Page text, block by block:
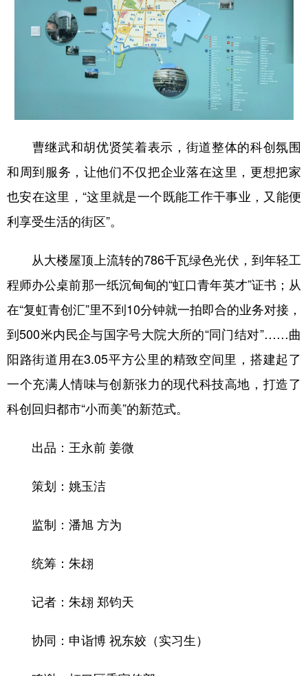
曹继武和胡优贤笑着表示，街道整体的科创氛围
和周到服务，让他们不仅把企业落在这里，更想把家
也安在这里，“这里就是一个既能工作干事业，又能便
利享受生活的街区”。
从大楼屋顶上流转的786千瓦绿色光伏，到年轻工
程师办公桌前那一纸沉甸甸的“虹口青年英才”证书；从
在“复虹青创汇”里不到10分钟就一拍即合的业务对接，
到500米内民企与国字号大院大所的“同门结对”……曲
阳路街道用在3.05平方公里的精致空间里，搭建起了
一个充满人情味与创新张力的现代科技高地，打造了
科创回归都市“小而美”的新范式。
出品：王永前 姜微
策划：姚玉洁
监制：潘旭 方为
统筹：朱翃
记者：朱翃 郑钧天
协同：申诣博 祝东姣（实习生）